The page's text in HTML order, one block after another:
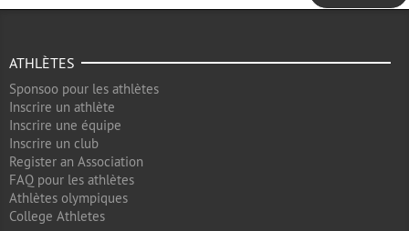
ATHLÈTES
Sponsoo pour les athlètes
Inscrire un athlète
Inscrire une équipe
Inscrire un club
Register an Association
FAQ pour les athlètes
Athlètes olympiques
College Athletes